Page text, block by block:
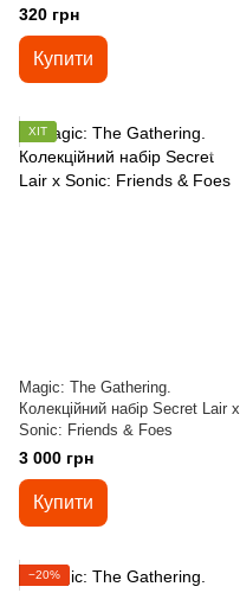
320 грн
Купити
ХІТ
Magic: The Gathering.
Колекційний набір Secret Lair x
Sonic: Friends & Foes
3 000 грн
Купити
−20%